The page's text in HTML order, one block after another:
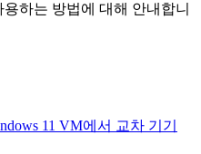
하는 방법에 대해 안내합니
11 VM에서 교차 기기